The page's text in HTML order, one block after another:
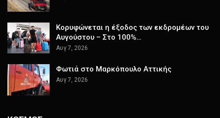
Κορυφώνεται η έξοδος των εκδρομέων του
Αυγούστου – Στο 100%…
Αυγ 7, 2026
Φωτιά στο Μαρκόπουλο Αττικής
Αυγ 7, 2026